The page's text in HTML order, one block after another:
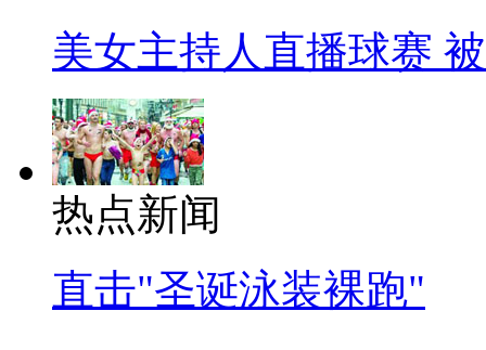
美女主持人直播球赛
热点新闻
直击"圣诞泳装裸跑"